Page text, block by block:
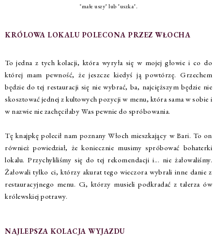
"małe uszy" lub "uszka".
KRÓLOWA LOKALU POLECONA PRZEZ WŁOCHA
To jedna z tych kolacji, która wyryła się w mojej głowie i co do
której mam pewność, że jeszcze kiedyś ją powtórzę. Grzechem
będzie do tej restauracji się nie wybrać, ba, najcięższym będzie nie
skosztować jednej z kultowych pozycji w menu, która sama w sobie i
w nazwie nie zachęciłaby Was pewnie do spróbowania.
Tę knajpkę polecił nam poznany Włoch mieszkający w Bari. To on
również powiedział, że koniecznie musimy spróbować bohaterki
lokalu. Przychyliliśmy się do tej rekomendacji i... nie żałowaliśmy.
Żałowali tylko ci, którzy akurat tego wieczora wybrali inne danie z
restauracyjnego menu. Ci, którzy musieli podkradać z talerza ów
królewskiej potrawy.
NAJLEPSZA KOLACJA WYJAZDU